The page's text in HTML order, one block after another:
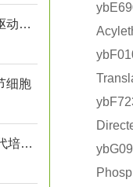
研究发现胃癌腹膜转移病变关键驱动基因
细胞
小鼠胚胎成纤维细胞（MEF）原代培养实验